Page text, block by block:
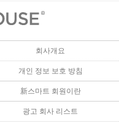
회사개요
개인 정보 보호 방침
新스마트 회원이란
광고 회사 리스트